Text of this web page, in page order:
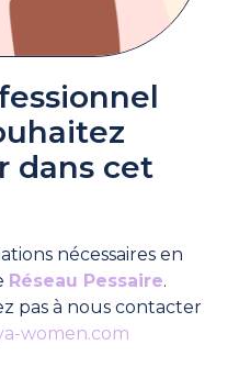
dans cet
nécessaires en
Réseau Pessaire.
pas à nous contacter
women.com